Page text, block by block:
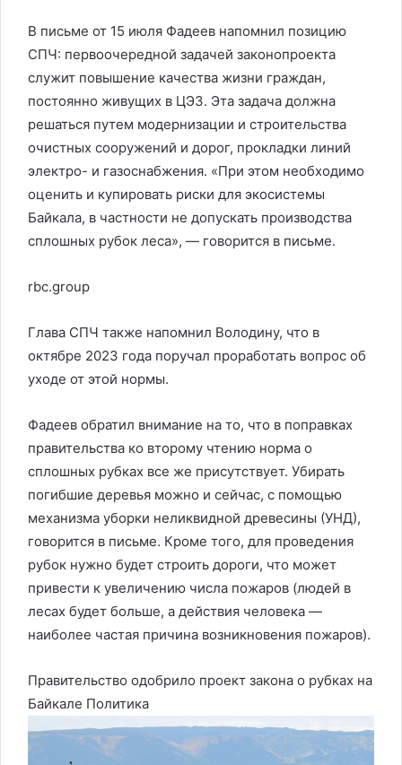
В письме от 15 июля Фадеев напомнил позицию
СПЧ: первоочередной задачей законопроекта
служит повышение качества жизни граждан,
постоянно живущих в ЦЭЗ. Эта задача должна
решаться путем модернизации и строительства
очистных сооружений и дорог, прокладки линий
электро- и газоснабжения. «При этом необходимо
оценить и купировать риски для экосистемы
Байкала, в частности не допускать производства
сплошных рубок леса», — говорится в письме.
rbc.group
Глава СПЧ также напомнил Володину, что в
октябре 2023 года поручал проработать вопрос об
уходе от этой нормы.
Фадеев обратил внимание на то, что в поправках
правительства ко второму чтению норма о
сплошных рубках все же присутствует. Убирать
погибшие деревья можно и сейчас, с помощью
механизма уборки неликвидной древесины (УНД),
говорится в письме. Кроме того, для проведения
рубок нужно будет строить дороги, что может
привести к увеличению числа пожаров (людей в
лесах будет больше, а действия человека —
наиболее частая причина возникновения пожаров).
Правительство одобрило проект закона о рубках на
Байкале Политика